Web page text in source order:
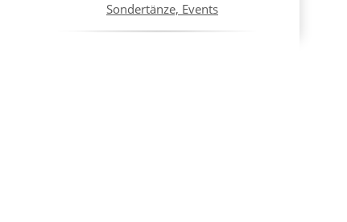
Sondertänze, Events